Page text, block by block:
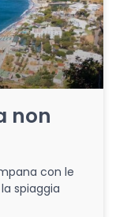
non
con le
spiaggia